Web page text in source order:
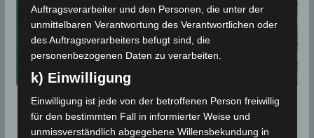
Klimaerwärmung: Die Strände von
Hammamet verschwinden
Auftragsverarbeiter und den Personen, die unter der
unmittelbaren Verantwortung des Verantwortlichen oder
des Auftragsverarbeiters befugt sind, die
personenbezogenen Daten zu verarbeiten.
k) Einwilligung
Einwilligung ist jede von der betroffenen Person freiwillig
für den bestimmten Fall in informierter Weise und
unmissverständlich abgegebene Willensbekundung in